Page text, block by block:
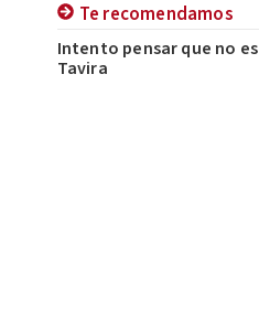
Te recomendamos
Intento pensar que no
Tavira